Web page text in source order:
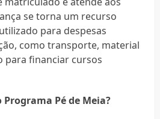
se torna um recurso
para despesas
como transporte, material
para financiar cursos
Pé de Meia?